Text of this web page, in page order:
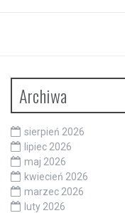
Archiwa
sierpień 2026
lipiec 2026
maj 2026
kwiecień 2026
marzec 2026
luty 2026